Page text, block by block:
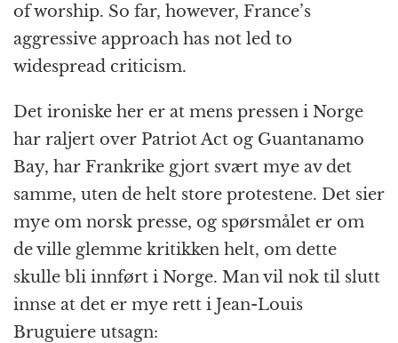
of worship. So far, however, France’s
aggressive approach has not led to
widespread criticism.
Det ironiske her er at mens pressen i Norge
har raljert over Patriot Act og Guantanamo
Bay, har Frankrike gjort svært mye av det
samme, uten de helt store protestene. Det sier
mye om norsk presse, og spørsmålet er om
de ville glemme kritikken helt, om dette
skulle bli innført i Norge. Man vil nok til slutt
innse at det er mye rett i Jean-Louis
Bruguiere utsagn: